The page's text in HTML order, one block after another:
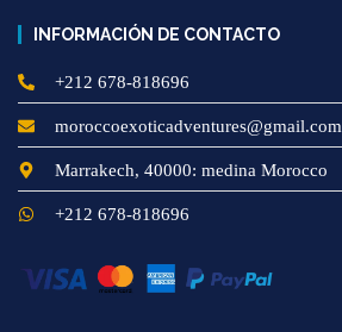
INFORMACIÓN DE CONTACTO
+212 678-818696
moroccoexoticadventures@gmail.com
Marrakech, 40000: medina Morocco
+212 678-818696